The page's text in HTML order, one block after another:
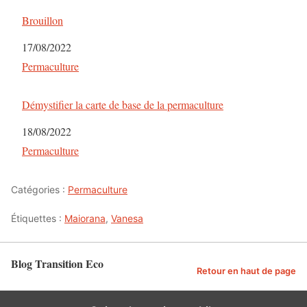
Brouillon
Date
17/08/2022
Par rapport à
Permaculture
Démystifier la carte de base de la permaculture
Date
18/08/2022
Par rapport à
Permaculture
Catégories : Permaculture
Étiquettes : Maiorana, Vanesa
Blog Transition Eco Retour en haut de page